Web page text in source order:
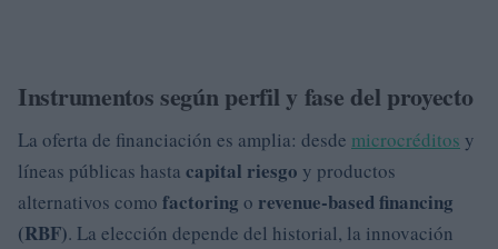
Instrumentos según perfil y fase del proyecto
La oferta de financiación es amplia: desde microcréditos y
líneas públicas hasta capital riesgo y productos
alternativos como factoring o revenue-based financing
(RBF). La elección depende del historial, la innovación